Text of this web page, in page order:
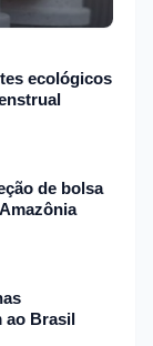
ecológicos
de bolsa
ao Brasil